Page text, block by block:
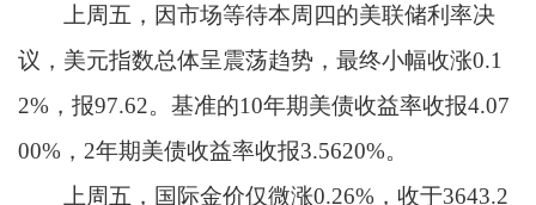
上周五，因市场等待本周四的美联储利率决
议，美元指数总体呈震荡趋势，最终小幅收涨0.1
2%，报97.62。基准的10年期美债收益率收报4.07
00%，2年期美债收益率收报3.5620%。
上周五，国际金价仅微涨0.26%，收于3643.2